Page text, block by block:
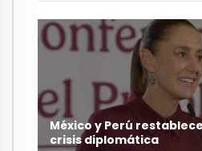
México y Perú
crisis diplomática